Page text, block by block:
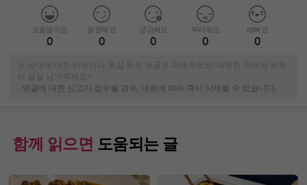
도움됐어요
0
응원해요
0
궁금해요
0
부러워요
0
예뻐요
0
※ 상대에 대한 비방이나 욕설 등의 댓글은 피해주세요! 따뜻한 격려와 응원
의 글을 남겨주세요~
-
댓글에 대한 신고가 접수될 경우, 내용에 따라 즉시 삭제될 수 있습니다.
함께 읽으면 도움되는 글